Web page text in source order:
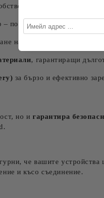
и гъвкавост.
подходящ за всички
на вашите устройства.
, гарантиращи
за бързо и ефективно
но игарантира
че вашите
и късо съединение.